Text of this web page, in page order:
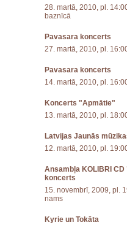
28. martā, 2010, pl.
baznīcā
Pavasara koncerts
27. martā, 2010, pl.
Pavasara koncerts
14. martā, 2010, pl.
Koncerts "Apmātie"
13. martā, 2010, pl.
Latvijas Jaunās
12. martā, 2010, pl.
Ansambļa KOLIBRI
koncerts
15. novembrī, 2009, pl.
nams
Kyrie un Tokāta